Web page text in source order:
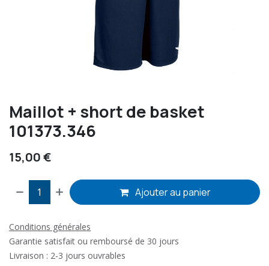
Maillot + short de basket
101373.346
15,00€
Ajouter au panier
Conditions générales
Garantie satisfait ou remboursé de 30 jours
Livraison : 2-3 jours ouvrables